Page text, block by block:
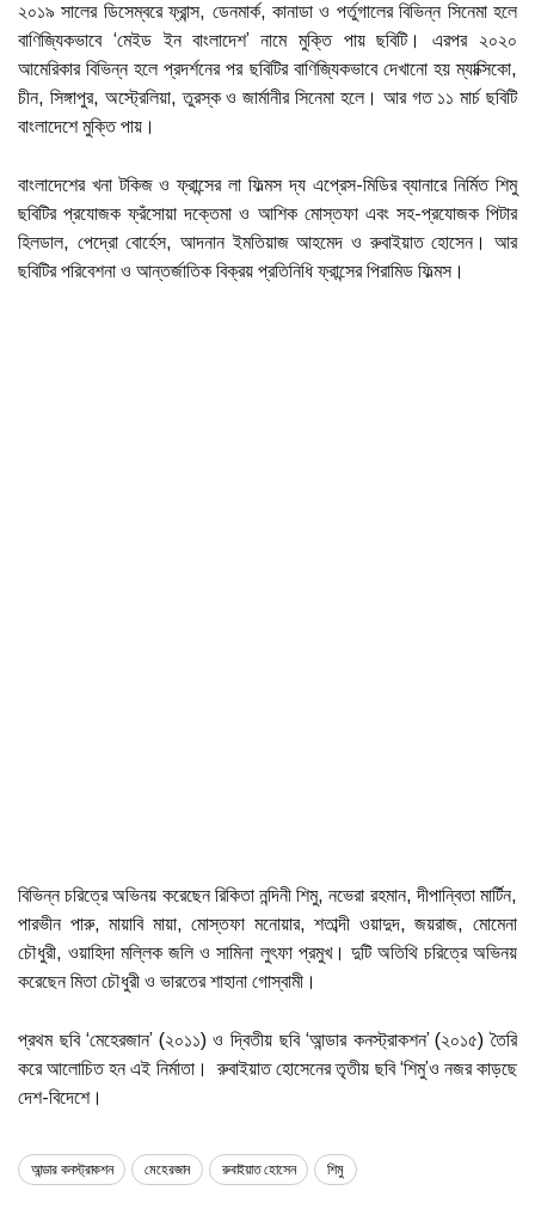
২০১৯ সালের ডিসেম্বরে ফ্রান্স, ডেনমার্ক, কানাডা ও পর্তুগালের বিভিন্ন সিনেমা হলে
বাণিজ্যিকভাবে ‘মেইড ইন বাংলাদেশ’ নামে মুক্তি পায় ছবিটি। এরপর ২০২০
আমেরিকার বিভিন্ন হলে প্রদর্শনের পর ছবিটির বাণিজ্যিকভাবে দেখানো হয় ম্যাক্সিকো,
চীন, সিঙ্গাপুর, অস্ট্রেলিয়া, তুরস্ক ও জার্মানীর সিনেমা হলে। আর গত ১১ মার্চ ছবিটি
বাংলাদেশে মুক্তি পায়।
বাংলাদেশের খনা টকিজ ও ফ্রান্সের লা ফিল্মস দ্য এপ্রেস-মিডির ব্যানারে নির্মিত শিমু
ছবিটির প্রযোজক ফ্রঁসোয়া দক্তেমা ও আশিক মোস্তফা এবং সহ-প্রযোজক পিটার
হিলডাল, পেদ্রো বোর্হেস, আদনান ইমতিয়াজ আহমেদ ও রুবাইয়াত হোসেন। আর
ছবিটির পরিবেশনা ও আন্তর্জাতিক বিক্রয় প্রতিনিধি ফ্রান্সের পিরামিড ফিল্মস।
বিভিন্ন চরিত্রে অভিনয় করেছেন রিকিতা নন্দিনী শিমু, নভেরা রহমান, দীপান্বিতা মার্টিন,
পারভীন পারু, মায়াবি মায়া, মোস্তফা মনোয়ার, শতাব্দী ওয়াদুদ, জয়রাজ, মোমেনা
চৌধুরী, ওয়াহিদা মল্লিক জলি ও সামিনা লুৎফা প্রমুখ। দুটি অতিথি চরিত্রে অভিনয়
করেছেন মিতা চৌধুরী ও ভারতের শাহানা গোস্বামী।
প্রথম ছবি ‘মেহেরজান’ (২০১১) ও দ্বিতীয় ছবি ‘আন্ডার কনস্ট্রাকশন’ (২০১৫) তৈরি
করে আলোচিত হন এই নির্মাতা। রুবাইয়াত হোসেনের তৃতীয় ছবি ‘শিমু’ও নজর কাড়ছে
দেশ-বিদেশে।
আন্ডার কনস্ট্রাকশন মেহেরজান রুবাইয়াত হোসেন শিমু